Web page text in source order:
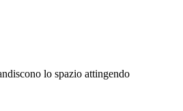
lo spazio attingendo